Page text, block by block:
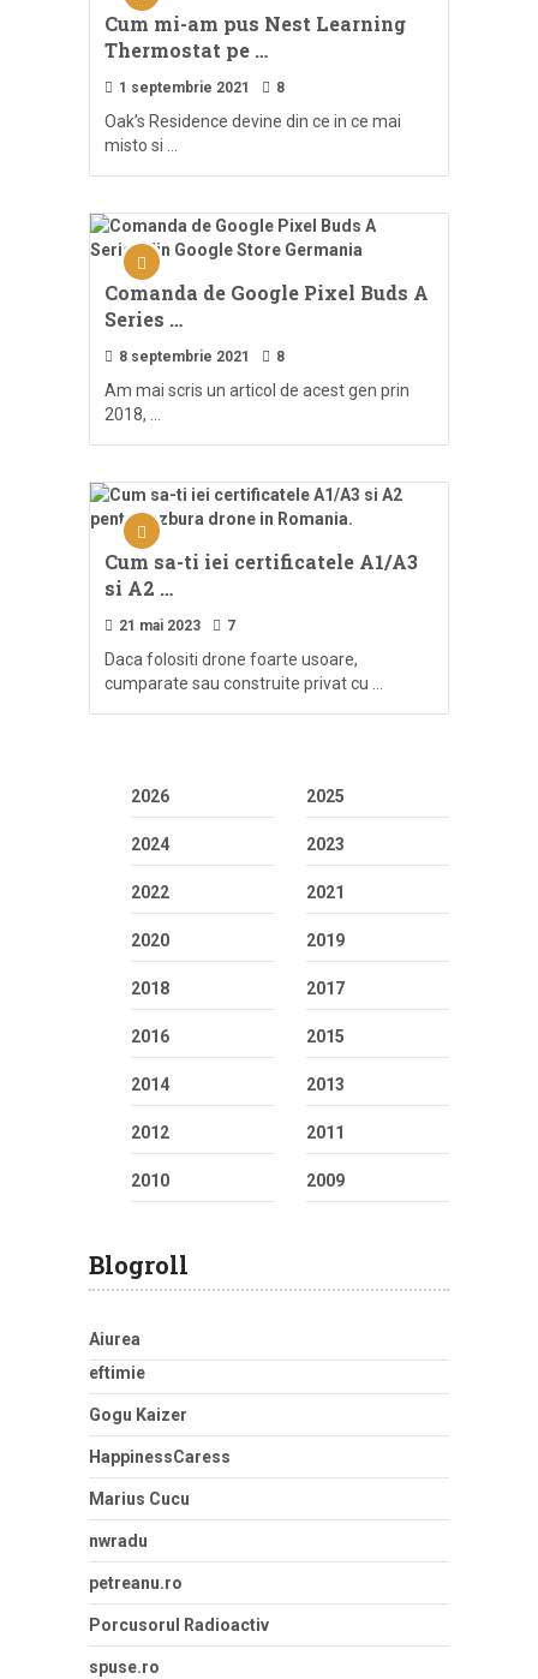
Cum mi-am pus Nest Learning
Thermostat pe …
1 septembrie 2021 8
Oak’s Residence devine din ce in ce mai
misto si …
Comanda de Google Pixel Buds A
Series …
8 septembrie 2021 8
Am mai scris un articol de acest gen prin
2018, …
Cum sa-ti iei certificatele A1/A3
si A2 …
21 mai 2023 7
Daca folositi drone foarte usoare,
cumparate sau construite privat cu …
2026 2025
2024 2023
2022 2021
2020 2019
2018 2017
2016 2015
2014 2013
2012 2011
2010 2009
Blogroll
Aiurea
eftimie
Gogu Kaizer
HappinessCaress
Marius Cucu
nwradu
petreanu.ro
Porcusorul Radioactiv
spuse.ro